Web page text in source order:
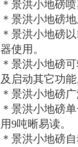
＊景洪小地磅
＊景洪小地磅
＊景洪小地磅以
器使用。
＊景洪小地磅
及启动其它功
＊景洪小地磅
＊景洪小地磅
用9吨晰易读。
＊景洪小地磅